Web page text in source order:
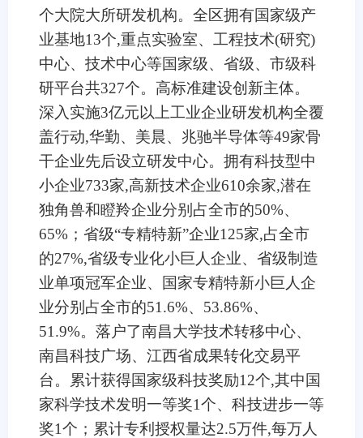
个大院大所研发机构。全区拥有国家级产
业基地13个,重点实验室、工程技术(研究)
中心、技术中心等国家级、省级、市级科
研平台共327个。高标准建设创新主体。
深入实施3亿元以上工业企业研发机构全覆
盖行动,华勤、美晨、兆驰半导体等49家骨
干企业先后设立研发中心。拥有科技型中
小企业733家,高新技术企业610余家,潜在
独角兽和瞪羚企业分别占全市的50%、
65%；省级“专精特新”企业125家,占全市
的27%,省级专业化小巨人企业、省级制造
业单项冠军企业、国家专精特新小巨人企
业分别占全市的51.6%、53.86%、
51.9%。落户了南昌大学技术转移中心、
南昌科技广场、江西省成果转化交易平
台。累计获得国家级科技奖励12个,其中国
家科学技术发明一等奖1个、科技进步一等
奖1个；累计专利授权量达2.5万件,每万人